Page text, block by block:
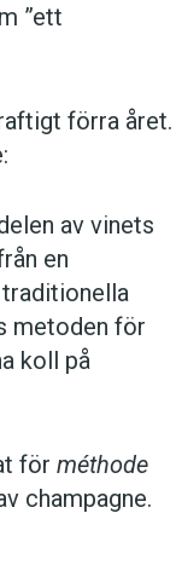
”ett
förra året.
av vinets
en
metoden för
koll på
för méthode
champagne.